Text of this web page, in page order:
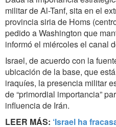
militar de Al-Tanf, sita en el
provincia siria de Homs
pedido a Washington que
informó el miércoles el canal
Israel, de acuerdo con la
ubicación de la base, que
iraquíes, la presencia militar
de “primordial importancia”
influencia de Irán.
LEER MÁS: ‘Israel ha